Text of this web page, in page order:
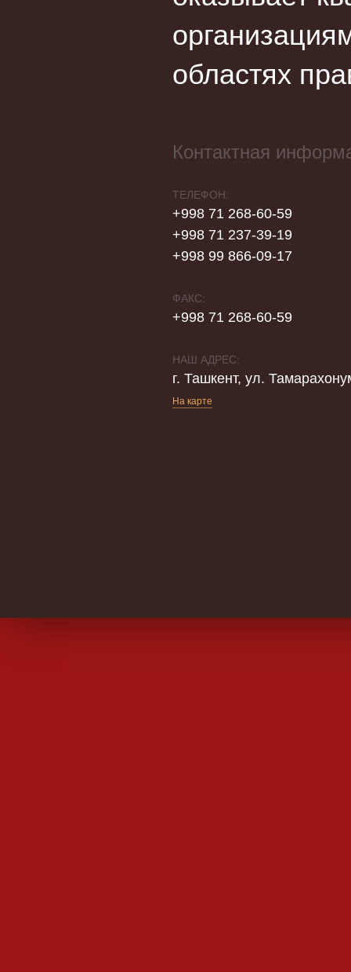
областях
Контактная
ТЕЛЕФОН:
+998 71 268-60-59
+998 71 237-39-19
+998 99 866-09-17
ФАКС:
+998 71 268-60-59
НАШ АДРЕС:
г. Ташкент, ул.
На карте